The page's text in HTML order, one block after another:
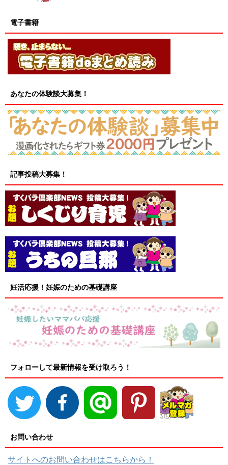
電子書籍
あなたの体験談大募集！
記事投稿大募集！
妊活応援！妊娠のための基礎講座
フォローして最新情報を受け取ろう！
お問い合わせ
サイトへのお問い合わせはこちらから！